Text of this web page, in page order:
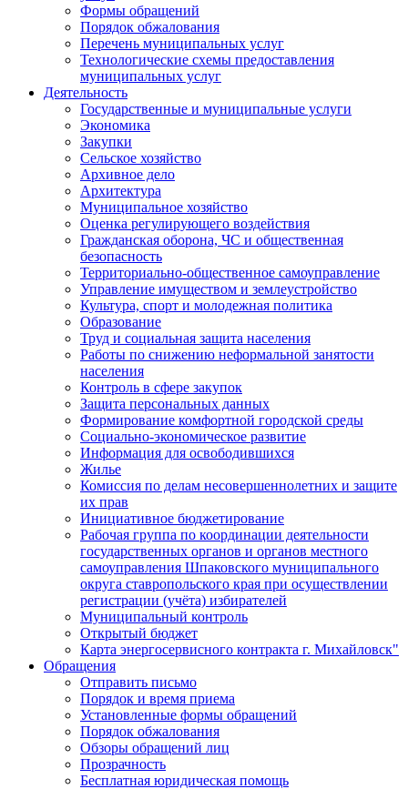
Формы обращений
Порядок обжалования
Перечень муниципальных услуг
Технологические схемы предоставления
муниципальных услуг
Деятельность
Государственные и муниципальные услуги
Экономика
Закупки
Сельское хозяйство
Архивное дело
Архитектура
Муниципальное хозяйство
Оценка регулирующего воздействия
Гражданская оборона, ЧС и общественная
безопасность
Территориально-общественное самоуправление
Управление имуществом и землеустройство
Культура, спорт и молодежная политика
Образование
Труд и социальная защита населения
Работы по снижению неформальной занятости
населения
Контроль в сфере закупок
Защита персональных данных
Формирование комфортной городской среды
Социально-экономическое развитие
Информация для освободившихся
Жилье
Комиссия по делам несовершеннолетних и защите
их прав
Инициативное бюджетирование
Рабочая группа по координации деятельности
государственных органов и органов местного
самоуправления Шпаковского муниципального
округа ставропольского края при осуществлении
регистрации (учёта) избирателей
Муниципальный контроль
Открытый бюджет
Карта энергосервисного контракта г. Михайловск"
Обращения
Отправить письмо
Порядок и время приема
Установленные формы обращений
Порядок обжалования
Обзоры обращений лиц
Прозрачность
Бесплатная юридическая помощь